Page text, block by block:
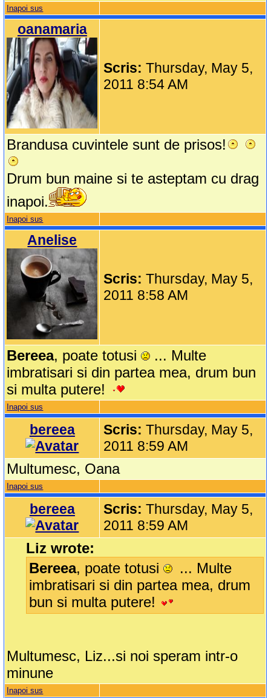
Inapoi sus
oanamaria
Scris:Thursday, May 5,
2011 8:54 AM
Brandusa cuvintele sunt de prisos!
Drum bun maine si te asteptam cu drag
inapoi.
Inapoi sus
Anelise
Scris:Thursday, May 5,
2011 8:58 AM
Bereea, poate totusi
... Multe
imbratisari si din partea mea, drum bun
si multa putere!
Inapoi sus
bereea Scris:Thursday, May 5,
2011 8:59 AM
Multumesc, Oana
Inapoi sus
bereea Scris:Thursday, May 5,
2011 8:59 AM
Liz wrote:
Bereea, poate totusi
... Multe
imbratisari si din partea mea, drum
bun si multa putere!
Multumesc, Liz...si noi speram intr-o
minune
Inapoi sus